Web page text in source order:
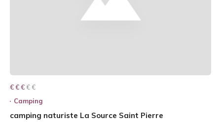
€ € € € €
€ € €
Camping
camping naturiste La Source Saint Pierre